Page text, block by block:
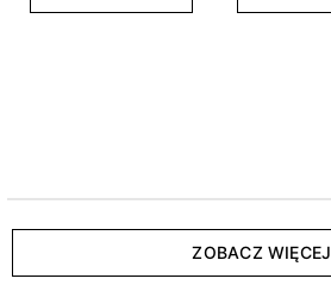
ZOBACZ WIĘCEJ